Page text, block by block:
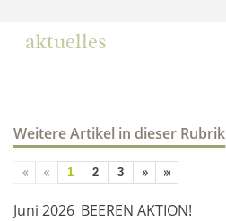
aktuelles
Weitere Artikel in dieser Rubrik
1 2 3
Juni 2026_BEEREN AKTION!